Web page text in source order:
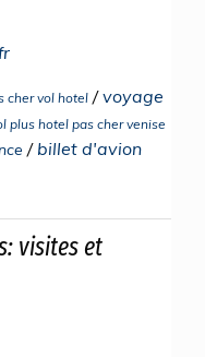
cher vol hotel /voyage
plus hotel pas cher venise
/ billet d'avion
visites et